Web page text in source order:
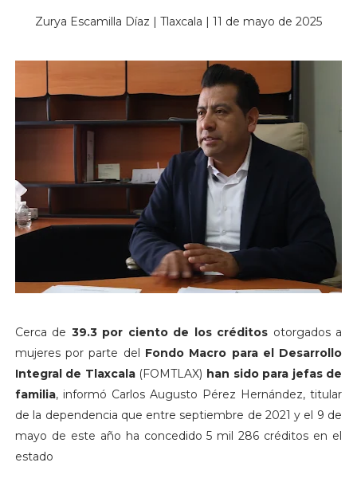
Zurya Escamilla Díaz | Tlaxcala | 11 de mayo de 2025
Cerca de 39.3 por ciento de los créditos otorgados a
mujeres por parte del
Fondo Macro para el Desarrollo
Integral de Tlaxcala (FOMTLAX) han sido para jefas de
familia, informó Carlos Augusto Pérez Hernández, titular
de la dependencia que entre septiembre de 2021 y el 9 de
mayo de este año ha concedido 5 mil 286 créditos en el
estado